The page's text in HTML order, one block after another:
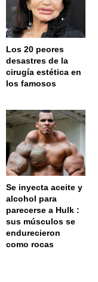
Los 20 peores
desastres de la
cirugía estética en
los famosos
Se inyecta aceite y
alcohol para
parecerse a Hulk :
sus músculos se
endurecieron
como rocas